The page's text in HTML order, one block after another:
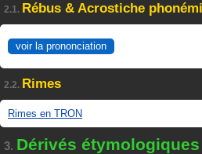
2.1. Rébus & Acrostiche
voir la prononciation
2.2. Rimes
Rimes en TRON
3. Dérivés étymologiques